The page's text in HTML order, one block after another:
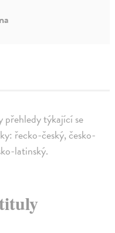
přehledy týkající se
řecko-český, česko-
latinský.